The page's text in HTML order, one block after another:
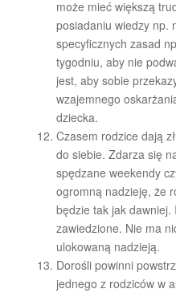
może mieć większą
posiadaniu wiedzy np.
specyficznych zasad
tygodniu, aby nie
jest, aby sobie
wzajemnego
dziecka.
Czasem rodzice dają
do siebie. Zdarza się
spędzane weekendy
ogromną nadzieję, że
będzie tak jak
zawiedzione. Nie ma
ulokowaną nadzieją.
Dorośli powinni
jednego z rodziców w